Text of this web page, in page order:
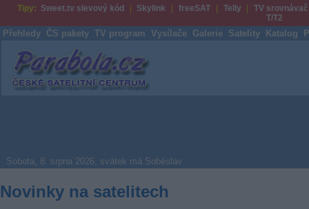
Tipy: Sweet.tv slevový kód Skylink freeSAT Telly
TV srovnávač
T/T2
Přehledy ČS pakety TV program Vysílače Galerie Satelity Katalog
Parabola.cz
Sobota, 8. srpna 2026, svátek má Soběslav
Novinky na satelitech